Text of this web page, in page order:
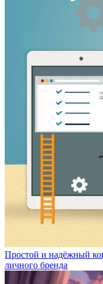
Простой и надёжный
личного бренда